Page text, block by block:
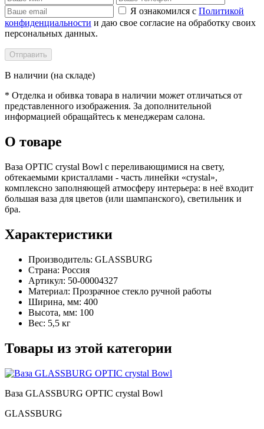
Я ознакомился с Политикой
конфиденциальности и даю свое согласие на обработку своих
персональных данных.
Отправить
В наличии (на складе)
* Отделка и обивка товара в наличии может отличаться от
представленного изображения. За дополнительной
информацией обращайтесь к менеджерам салона.
О товаре
Ваза OPTIC crystal Bowl с переливающимися на свету,
обтекаемыми кристаллами - часть линейки «crystal»,
комплексно заполняющей атмосферу интерьера: в неё входит
большая ваза для цветов (или шампанского), светильник и
бра.
Характеристики
Производитель: GLASSBURG
Страна: Россия
Артикул: 50-00004327
Материал: Прозрачное стекло ручной работы
Ширина, мм: 400
Высота, мм: 100
Вес: 5,5 кг
Товары из этой категории
Ваза GLASSBURG OPTIC crystal Bowl
GLASSBURG